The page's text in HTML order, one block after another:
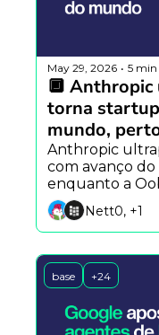
May 29, 2026 • 5 min
🔲 Anthropic
torna
mundo,
Anthropic
com avanço
enquanto a
pagamentos
IA capaz de
usuários.
Nett0, +1
base +24